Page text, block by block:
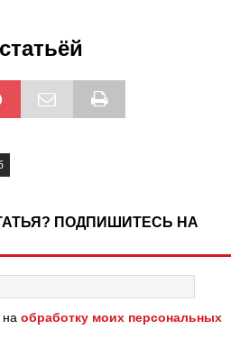
ПОДПИШИТЕСЬ НА
на обработку моих персональных